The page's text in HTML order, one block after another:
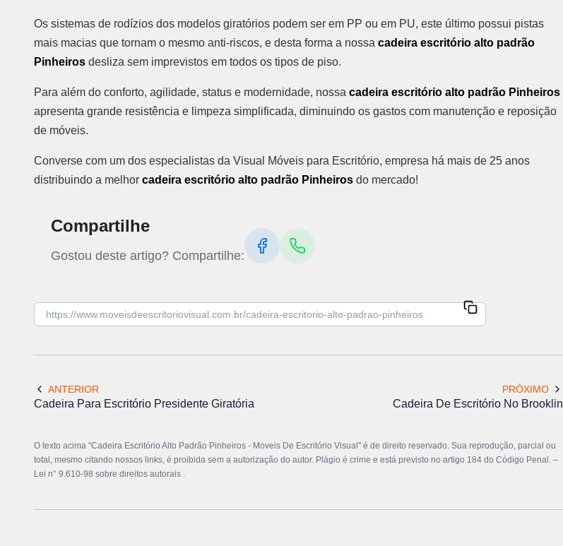
Os sistemas de rodízios dos modelos giratórios podem ser em PP ou em PU, este último possui pistas
mais macias que tornam o mesmo anti-riscos, e desta forma a nossa cadeira escritório alto padrão
Pinheiros desliza sem imprevistos em todos os tipos de piso.
Para além do conforto, agilidade, status e modernidade, nossa cadeira escritório alto padrão Pinheiros
apresenta grande resistência e limpeza simplificada, diminuindo os gastos com manutenção e reposição
de móveis.
Converse com um dos especialistas da Visual Móveis para Escritório, empresa há mais de 25 anos
distribuindo a melhor cadeira escritório alto padrão Pinheiros do mercado!
Compartilhe
Gostou deste artigo? Compartilhe:
ANTERIOR
Cadeira Para Escritório Presidente Giratória
PRÓXIMO
Cadeira De Escritório No Brooklin
O texto acima "Cadeira Escritório Alto Padrão Pinheiros - Moveis De Escritório Visual" é de direito reservado. Sua reprodução, parcial ou
total, mesmo citando nossos links, é proibida sem a autorização do autor. Plágio é crime e está previsto no artigo 184 do Código Penal. –
Lei n° 9.610-98 sobre direitos autorais .